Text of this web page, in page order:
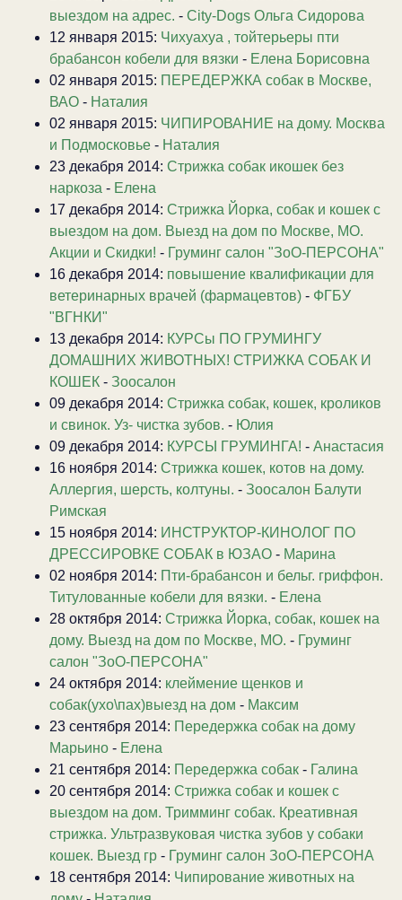
выездом на адрес. - City-Dogs Ольга Сидорова
12 января 2015: Чихуахуа , тойтерьеры пти
брабансон кобели для вязки - Елена Борисовна
02 января 2015: ПЕРЕДЕРЖКА собак в Москве,
ВАО - Наталия
02 января 2015: ЧИПИРОВАНИЕ на дому. Москва
и Подмосковье - Наталия
23 декабря 2014: Стрижка собак икошек без
наркоза - Елена
17 декабря 2014: Стрижка Йорка, собак и кошек с
выездом на дом. Выезд на дом по Москве, МО.
Акции и Скидки! - Груминг салон "ЗоО-ПЕРСОНА"
16 декабря 2014: повышение квалификации для
ветеринарных врачей (фармацевтов) - ФГБУ
"ВГНКИ"
13 декабря 2014: КУРСы ПО ГРУМИНГУ
ДОМАШНИХ ЖИВОТНЫХ! СТРИЖКА СОБАК И
КОШЕК - Зоосалон
09 декабря 2014: Стрижка собак, кошек, кроликов
и свинок. Уз- чистка зубов. - Юлия
09 декабря 2014: КУРСЫ ГРУМИНГА! - Анастасия
16 ноября 2014: Стрижка кошек, котов на дому.
Аллергия, шерсть, колтуны. - Зоосалон Балути
Римская
15 ноября 2014: ИНСТРУКТОР-КИНОЛОГ ПО
ДРЕССИРОВКЕ СОБАК в ЮЗАО - Марина
02 ноября 2014: Пти-брабансон и бельг. гриффон.
Титулованные кобели для вязки. - Елена
28 октября 2014: Стрижка Йорка, собак, кошек на
дому. Выезд на дом по Москве, МО. - Груминг
салон "ЗоО-ПЕРСОНА"
24 октября 2014: клеймение щенков и
собак(ухо\пах)выезд на дом - Максим
23 сентября 2014: Передержка собак на дому
Марьино - Елена
21 сентября 2014: Передержка собак - Галина
20 сентября 2014: Стрижка собак и кошек с
выездом на дом. Тримминг собак. Креативная
стрижка. Ультразвуковая чистка зубов у собаки
кошек. Выезд гр - Груминг салон ЗоО-ПЕРСОНА
18 сентября 2014: Чипирование животных на